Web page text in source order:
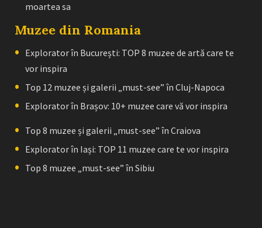
moartea sa
Muzee din Romania
Explorator în București: TOP 8 muzee de artă care te
vor inspira
Top 12 muzee și galerii „must-see” în Cluj-Napoca
Explorator în Brașov: 10+ muzee care vă vor inspira
Top 8 muzee și galerii „must-see” în Craiova
Explorator în Iași: TOP 11 muzee care te vor inspira
Top 8 muzee „must-see” în Sibiu